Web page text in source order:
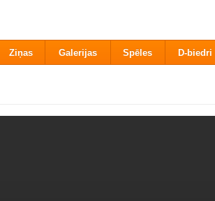
Ziņas Galerijas Spēles D-biedri